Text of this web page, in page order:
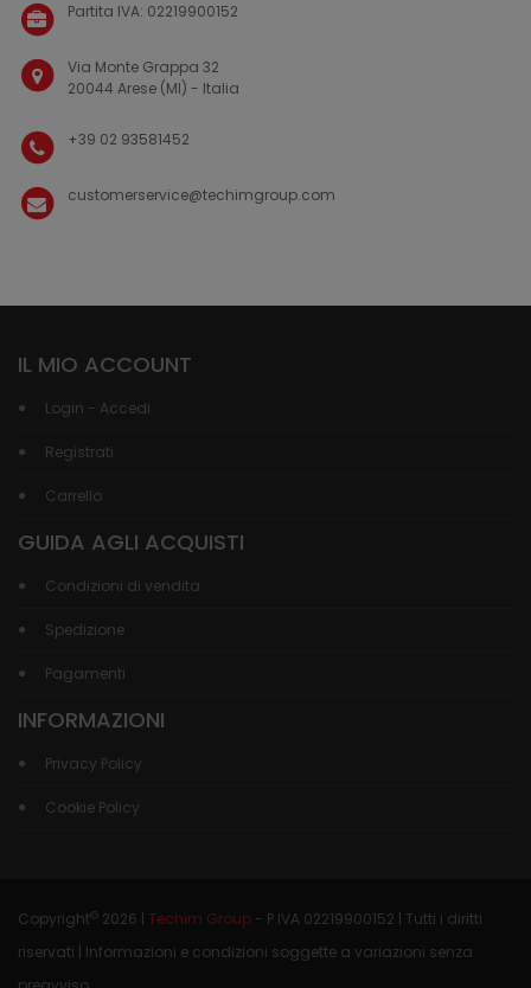
Partita IVA: 02219900152
Via Monte Grappa 32
20044 Arese (MI) - Italia
+39 02 93581452
customerservice@techimgroup.com
IL MIO ACCOUNT
Login - Accedi
Registrati
Carrello
GUIDA AGLI ACQUISTI
Condizioni di vendita
Spedizione
Pagamenti
INFORMAZIONI
Privacy Policy
Cookie Policy
Copyright© 2026 | Techim Group - P.IVA 02219900152 | Tutti i diritti
riservati | Informazioni e condizioni soggette a variazioni senza